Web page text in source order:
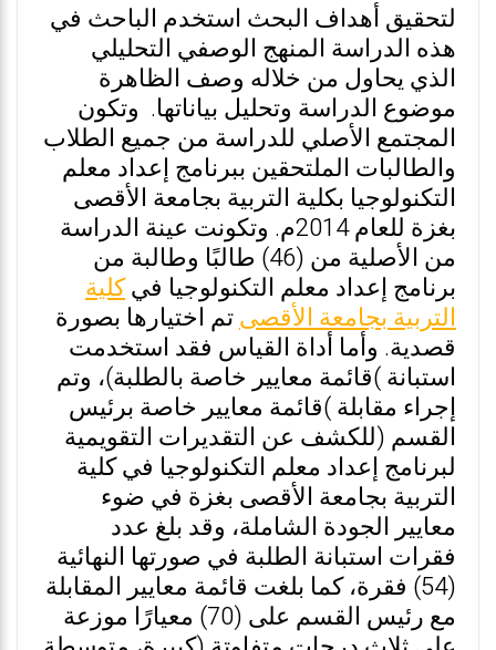
لتحقيق أهداف البحث استخدم الباحث في
هذه الدراسة المنهج الوصفي التحليلي
الذي يحاول من خلاله وصف الظاهرة
موضوع الدراسة وتحليل بياناتها. وتكون
المجتمع الأصلي للدراسة من جميع الطلاب
والطالبات الملتحقين ببرنامج إعداد معلم
التكنولوجيا بكلية التربية بجامعة الأقصى
بغزة للعام 2014م. وتكونت عينة الدراسة
من الأصلية من (46) طالبًا وطالبة من
برنامج إعداد معلم التكنولوجيا فيكلية
التربية بجامعة الأقصىتم اختيارها بصورة
قصدية. وأما أداة القياس فقد استخدمت
استبانة )قائمة معايير خاصة بالطلبة)، وتم
إجراء مقابلة )قائمة معايير خاصة برئيس
القسم (للكشف عن التقديرات التقويمية
لبرنامج إعداد معلم التكنولوجيا في كلية
التربية بجامعة الأقصى بغزة في ضوء
معايير الجودة الشاملة، وقد بلغ عدد
فقرات استبانة الطلبة في صورتها النهائية
(54) فقرة، كما بلغت قائمة معايير المقابلة
مع رئيس القسم على (70) معيارًا موزعة